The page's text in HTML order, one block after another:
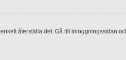
återställa det. Gå till inloggningssidan